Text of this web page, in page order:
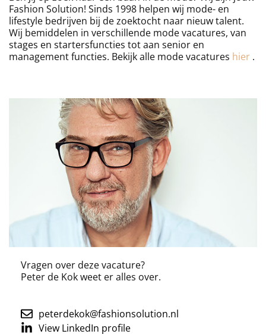
Fashion Solution! Sinds 1998 helpen wij mode- en
lifestyle bedrijven bij de zoektocht naar nieuw talent.
Wij bemiddelen in verschillende mode vacatures, van
stages en startersfuncties tot aan senior en
management functies. Bekijk alle mode vacatures hier .
Vragen over deze vacature?
Peter de Kokweet er alles over.
peterdekok@fashionsolution.nl
View LinkedIn profile